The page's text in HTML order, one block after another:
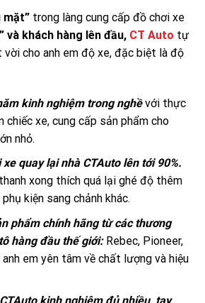
mặt” trong làng cung cấp đồ chơi xe
và khách hàng lên đầu, CT Auto tự
cho anh em độ xe, đặc biệt là độ
kinh nghiệm trong nghềvới thực
chiếc xe, cung cấp sản phẩm cho
nhỏ.
quay lại nhà CTAuto lên tới 90%.
xong thích quá lại ghé độ thêm
kiện sang chảnh khác.
phẩm chính hãng từ các thương
hàng đầu thế giới: Rebec, Pioneer,
anh em yên tâm về chất lượng và hiệu